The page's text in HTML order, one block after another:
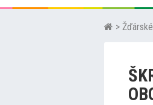
>